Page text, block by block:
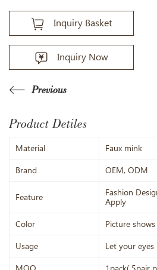
Inquiry Basket
Inquiry Now
Previous
Product Detiles
Material Faux mink
Brand OEM, ODM
Feature
Fashion
Apply
Color Picture shows
Usage Let your